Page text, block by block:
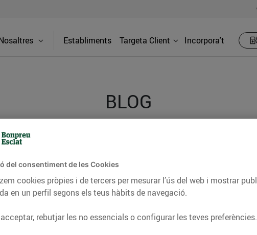
Establiments Targeta Client Incorpora't
BLOG
consells nutricionals, informació d’actualitat
del nostre territori i molts altres temes.
del consentiment de les Cookies
cookies pròpies i de tercers per mesurar l’ús del web i mostrar
en un perfil segons els teus hàbits de navegació.
rebutjar les no essencials o configurar les teves preferències.